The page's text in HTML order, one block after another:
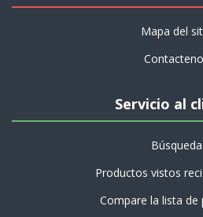
Mapa del
Servicio al
Búsqueda
Productos vistos
Compare la lista de